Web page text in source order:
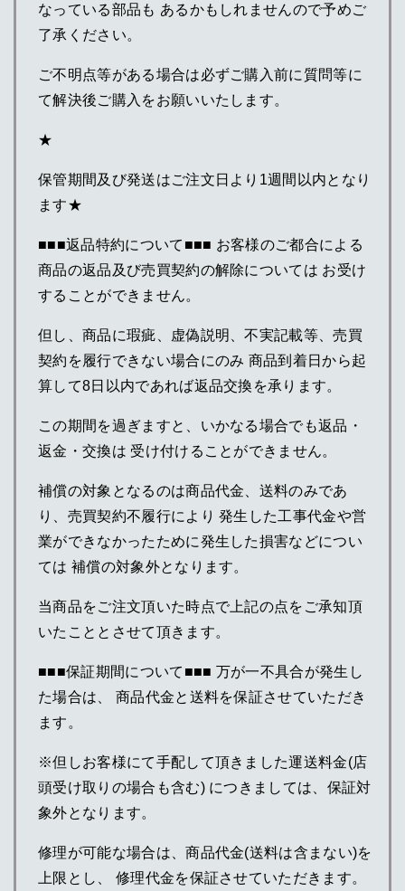
なっている部品も あるかもしれませんので予めご
了承ください。
ご不明点等がある場合は必ずご購入前に質問等に
て解決後ご購入をお願いいたします。
★
保管期間及び発送はご注文日より1週間以内となり
ます★
■■■返品特約について■■■ お客様のご都合による
商品の返品及び売買契約の解除については お受け
することができません。
但し、商品に瑕疵、虚偽説明、不実記載等、売買
契約を履行できない場合にのみ 商品到着日から起
算して8日以内であれば返品交換を承ります。
この期間を過ぎますと、いかなる場合でも返品・
返金・交換は 受け付けることができません。
補償の対象となるのは商品代金、送料のみであ
り、売買契約不履行により 発生した工事代金や営
業ができなかったために発生した損害などについ
ては 補償の対象外となります。
当商品をご注文頂いた時点で上記の点をご承知頂
いたこととさせて頂きます。
■■■保証期間について■■■ 万が一不具合が発生し
た場合は、 商品代金と送料を保証させていただき
ます。
※但しお客様にて手配して頂きました運送料金(店
頭受け取りの場合も含む) につきましては、保証対
象外となります。
修理が可能な場合は、商品代金(送料は含まない)を
上限とし、 修理代金を保証させていただきます。